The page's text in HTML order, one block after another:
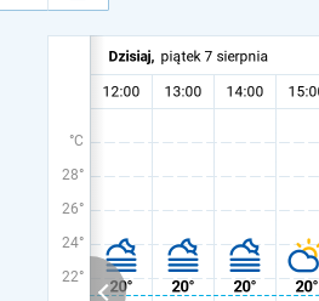
°C
28°
26°
24°
22°